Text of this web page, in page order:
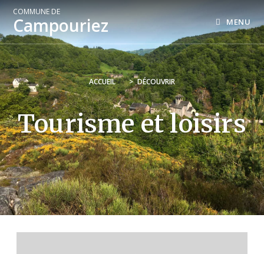
COMMUNE DE
Campouriez MENU
ACCUEIL > DÉCOUVRIR
Tourisme et loisirs